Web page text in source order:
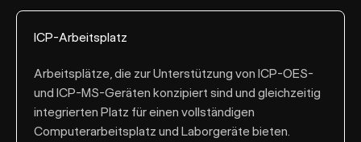
ICP-Arbeitsplatz
Arbeitsplätze, die zur Unterstützung von ICP-OES-
und ICP-MS-Geräten konzipiert sind und gleichzeitig
integrierten Platz für einen vollständigen
Computerarbeitsplatz und Laborgeräte bieten.